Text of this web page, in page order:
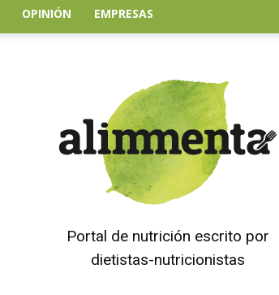
OPINIÓN EMPRESAS
Portal de nutrición escrito por
dietistas-nutricionistas